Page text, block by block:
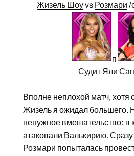
Жизель Шоуvs Розмари /
п
Судит Яли
Вполне неплохой матч, хотя
Жизель я ожидал большего.
ненужное вмешательство: в
атаковали Валькирию. Сразу
Розмари попыталась